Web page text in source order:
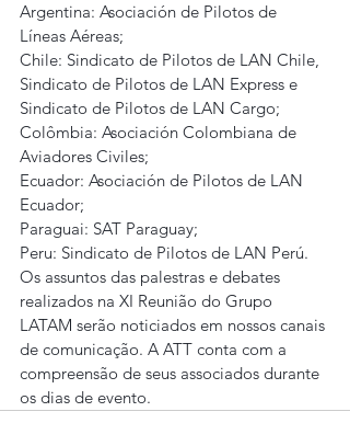
Argentina: Asociación de Pilotos de
Líneas Aéreas;
Chile: Sindicato de Pilotos de LAN Chile,
Sindicato de Pilotos de LAN Express e
Sindicato de Pilotos de LAN Cargo;
Colômbia: Asociación Colombiana de
Aviadores Civiles;
Ecuador: Asociación de Pilotos de LAN
Ecuador;
Paraguai: SAT Paraguay;
Peru: Sindicato de Pilotos de LAN Perú.
Os assuntos das palestras e debates
realizados na XI Reunião do Grupo
LATAM serão noticiados em nossos canais
de comunicação. A ATT conta com a
compreensão de seus associados durante
os dias de evento.